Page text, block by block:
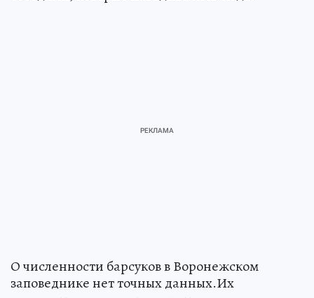
О численности барсуков в Воронежском
заповеднике нет точных данных.Их